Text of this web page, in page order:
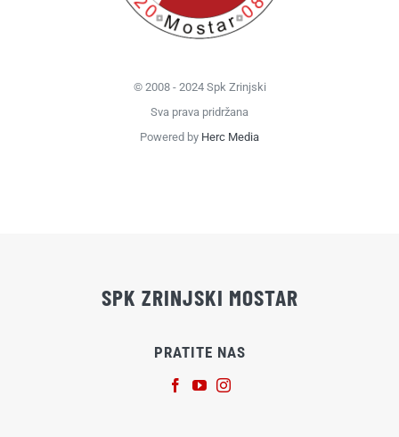
© 2008 - 2024 Spk Zrinjski
Sva prava pridržana
Powered by Herc Media
SPK ZRINJSKI MOSTAR
PRATITE NAS